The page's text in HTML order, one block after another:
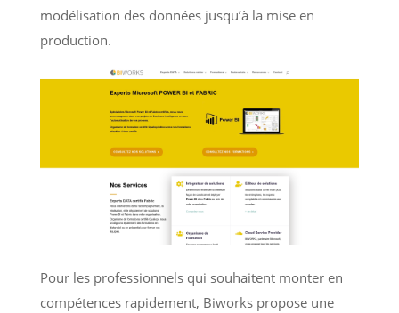
modélisation des données jusqu’à la mise en
production.
Pour les professionnels qui souhaitent monter en
compétences rapidement, Biworks propose une